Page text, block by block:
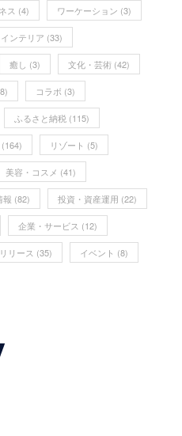
インテリア (33)
癒し(3)
コラボ (3)
ふるさと納税(115)
(164) リゾート(5)
美容・コスメ (41)
報(82) 投資・資産運用
企業・サービス (12)
リース(35) イベント